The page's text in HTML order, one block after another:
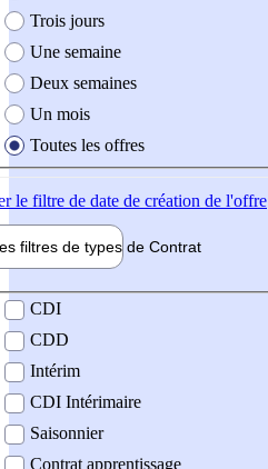
Trois jours
Une semaine
Deux semaines
Un mois
Toutes les offres
le filtre de date de création de l'offre
filtres de types de Contrat
contrat
CDI
CDD
Intérim
CDI Intérimaire
Saisonnier
Contrat apprentissage